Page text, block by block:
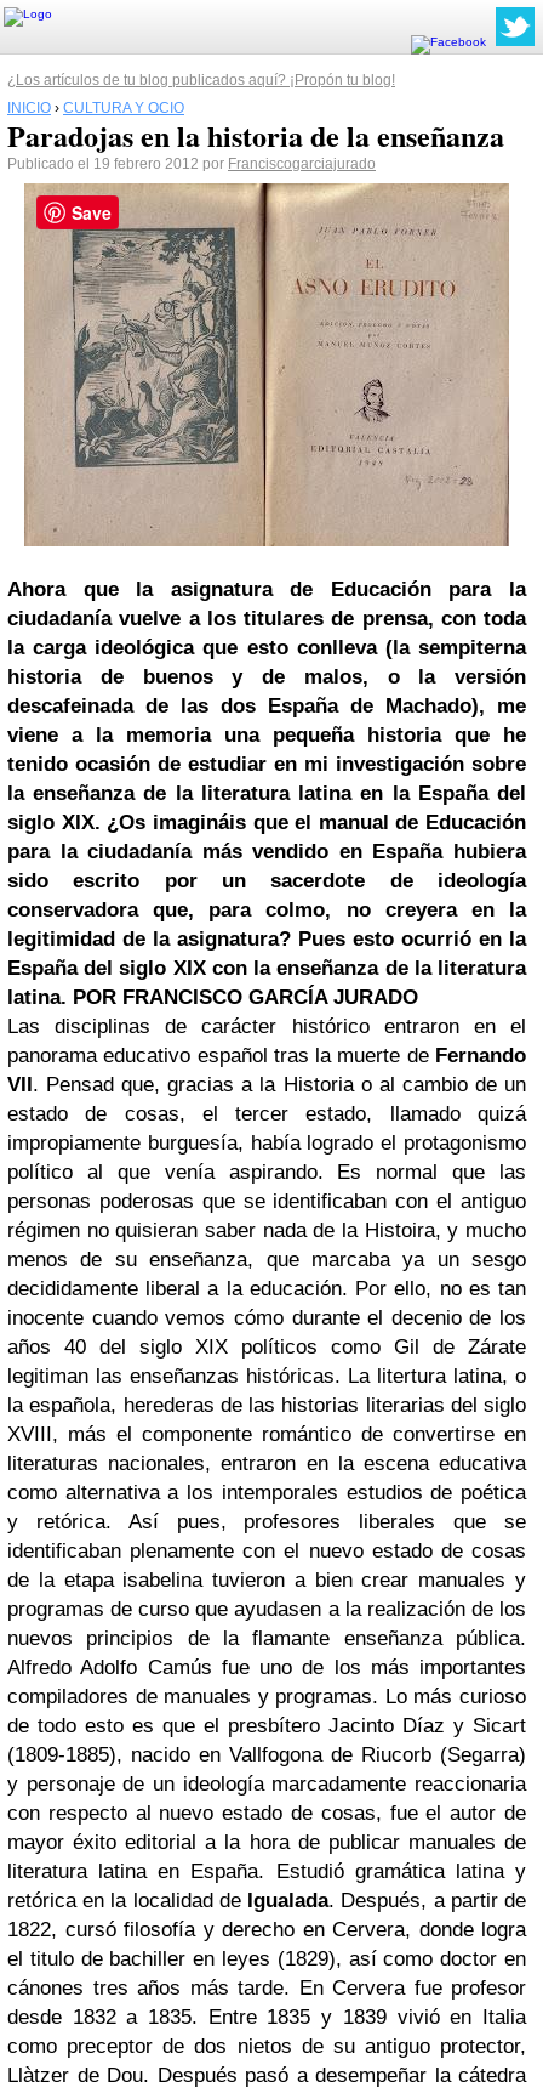
¿Los artículos de tu blog publicados aquí? ¡Propón tu blog!
INICIO › CULTURA Y OCIO
Paradojas en la historia de la enseñanza
Publicado el 19 febrero 2012 por Franciscogarciajurado
Ahora que la asignatura de Educación para la
ciudadanía vuelve a los titulares de prensa, con toda
la carga ideológica que esto conlleva (la sempiterna
historia de buenos y de malos, o la versión
descafeinada de las dos España de Machado), me
viene a la memoria una pequeña historia que he
tenido ocasión de estudiar en mi investigación sobre
la enseñanza de la literatura latina en la España del
siglo XIX. ¿Os imagináis que el manual de Educación
para la ciudadanía más vendido en España hubiera
sido escrito por un sacerdote de ideología
conservadora que, para colmo, no creyera en la
legitimidad de la asignatura? Pues esto ocurrió en la
España del siglo XIX con la enseñanza de la literatura
latina. POR FRANCISCO GARCÍA JURADO
Las disciplinas de carácter histórico entraron en el
panorama educativo español tras la muerte de Fernando
VII. Pensad que, gracias a la Historia o al cambio de un
estado de cosas, el tercer estado, llamado quizá
impropiamente burguesía, había logrado el protagonismo
político al que venía aspirando. Es normal que las
personas poderosas que se identificaban con el antiguo
régimen no quisieran saber nada de la Histoira, y mucho
menos de su enseñanza, que marcaba ya un sesgo
decididamente liberal a la educación. Por ello, no es tan
inocente cuando vemos cómo durante el decenio de los
años 40 del siglo XIX políticos como Gil de Zárate
legitiman las enseñanzas históricas. La litertura latina, o
la española, herederas de las historias literarias del siglo
XVIII, más el componente romántico de convertirse en
literaturas nacionales, entraron en la escena educativa
como alternativa a los intemporales estudios de poética
y retórica. Así pues, profesores liberales que se
identificaban plenamente con el nuevo estado de cosas
de la etapa isabelina tuvieron a bien crear manuales y
programas de curso que ayudasen a la realización de los
nuevos principios de la flamante enseñanza pública.
Alfredo Adolfo Camús fue uno de los más importantes
compiladores de manuales y programas. Lo más curioso
de todo esto es que el presbítero Jacinto Díaz y Sicart
(1809-1885), nacido en Vallfogona de Riucorb (Segarra)
y personaje de un ideología marcadamente reaccionaria
con respecto al nuevo estado de cosas, fue el autor de
mayor éxito editorial a la hora de publicar manuales de
literatura latina en España. Estudió gramática latina y
retórica en la localidad de Igualada. Después, a partir de
1822, cursó filosofía y derecho en Cervera, donde logra
el titulo de bachiller en leyes (1829), así como doctor en
cánones tres años más tarde. En Cervera fue profesor
desde 1832 a 1835. Entre 1835 y 1839 vivió en Italia
como preceptor de dos nietos de su antiguo protector,
Llàtzer de Dou. Después pasó a desempeñar la cátedra
Save